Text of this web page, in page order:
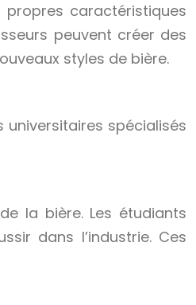
caractéristiques
peuvent créer des
styles de bière.
spécialisés
la bière. Les étudiants
dans l’industrie. Ces